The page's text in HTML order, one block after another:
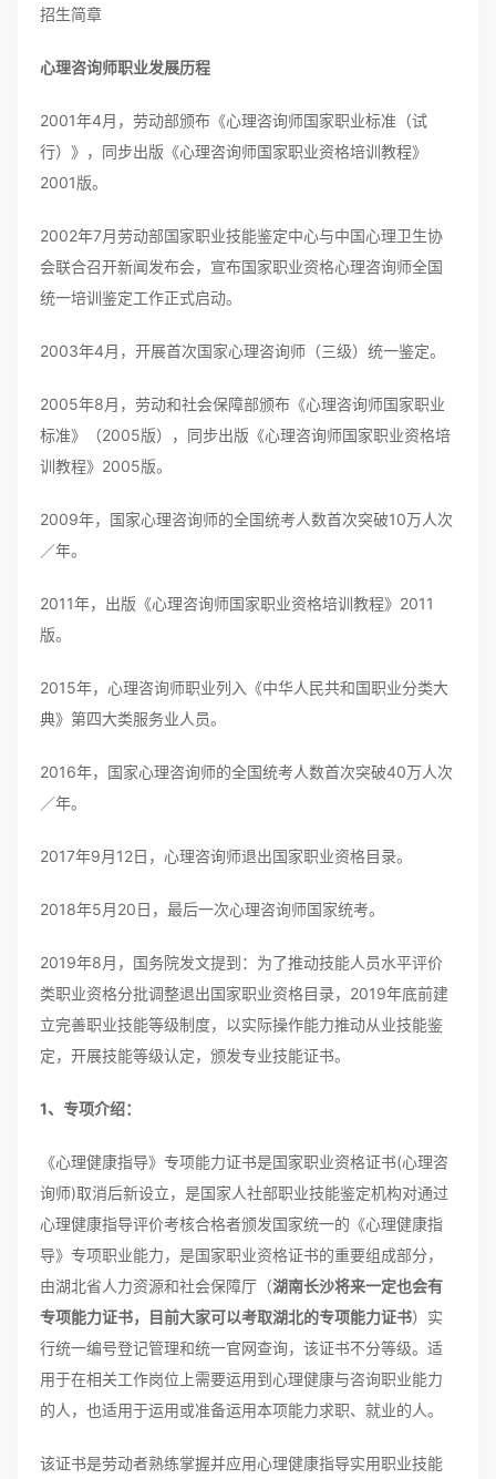
招生简章
心理咨询师职业发展历程
2001年4月，劳动部颁布《心理咨询师国家职业标准（试
行）》，同步出版《心理咨询师国家职业资格培训教程》
2001版。
2002年7月劳动部国家职业技能鉴定中心与中国心理卫生协
会联合召开新闻发布会，宣布国家职业资格心理咨询师全国
统一培训鉴定工作正式启动。
2003年4月，开展首次国家心理咨询师（三级）统一鉴定。
2005年8月，劳动和社会保障部颁布《心理咨询师国家职业
标准》（2005版），同步出版《心理咨询师国家职业资格培
训教程》2005版。
2009年，国家心理咨询师的全国统考人数首次突破10万人次
／年。
2011年，出版《心理咨询师国家职业资格培训教程》2011
版。
2015年，心理咨询师职业列入《中华人民共和国职业分类大
典》第四大类服务业人员。
2016年，国家心理咨询师的全国统考人数首次突破40万人次
／年。
2017年9月12日，心理咨询师退出国家职业资格目录。
2018年5月20日，最后一次心理咨询师国家统考。
2019年8月，国务院发文提到：为了推动技能人员水平评价
类职业资格分批调整退出国家职业资格目录，2019年底前建
立完善职业技能等级制度，以实际操作能力推动从业技能鉴
定，开展技能等级认定，颁发专业技能证书。
1、专项介绍：
《心理健康指导》专项能力证书是国家职业资格证书(心理咨
询师)取消后新设立，是国家人社部职业技能鉴定机构对通过
心理健康指导评价考核合格者颁发国家统一的《心理健康指
导》专项职业能力，是国家职业资格证书的重要组成部分，
由湖北省人力资源和社会保障厅（湖南长沙将来一定也会有
专项能力证书，目前大家可以考取湖北的专项能力证书）实
行统一编号登记管理和统一官网查询，该证书不分等级。适
用于在相关工作岗位上需要运用到心理健康与咨询职业能力
的人，也适用于运用或准备运用本项能力求职、就业的人。
该证书是劳动者熟练掌握并应用心理健康指导实用职业技能